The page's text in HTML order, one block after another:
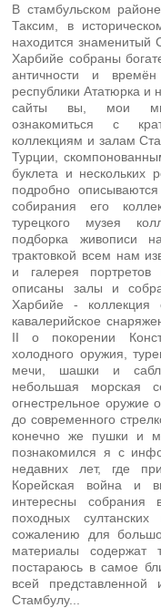
В стамбульском
Таксим, в
находится знаменитый
Харбийе собраны
античности и
республики Ататюрка
сайты вы, мои
ознакомиться с
коллекциям и залам
Турции,
буклета и нескольких
подробно
собирания его
турецкого музея
подборка живописи
трактовкой всем нам
и галерея
описаны залы и
Харбийе - коллекция
кавалерийское
II о покорении
холодного оружия,
мечи, шашки и
небольшая морская
огнестрельное оружие
до современного
конечно же пушки и
познакомился я с
недавних лет, где
Корейская война и
интересны собрания
походных
сожалению для
материалы содержат
постараюсь в самое
всей
Стамбулу...